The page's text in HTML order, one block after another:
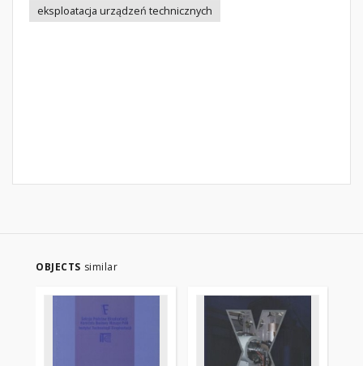
eksploatacja urządzeń technicznych
OBJECTS similar